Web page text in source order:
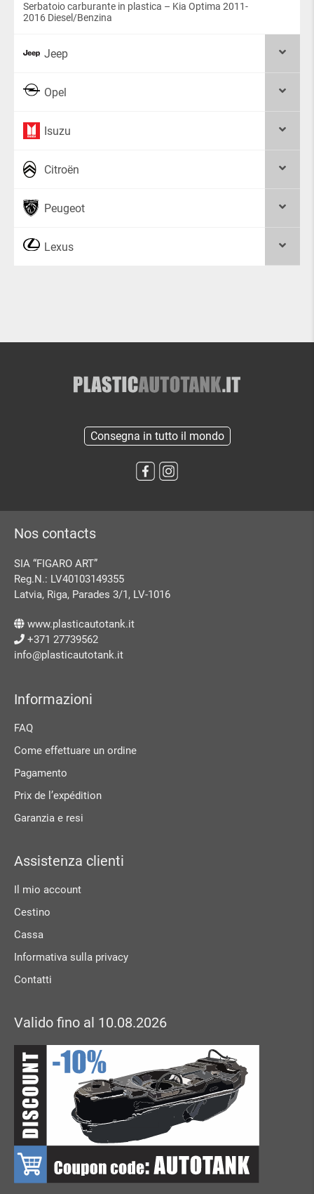
Serbatoio carburante in plastica – Kia Optima 2011-
2016 Diesel/Benzina
Jeep
Opel
Isuzu
Citroën
Peugeot
Lexus
Consegna in tutto il mondo
Nos contacts
SIA “FIGARO ART”
Reg.N.: LV40103149355
Latvia, Riga, Parades 3/1, LV-1016
www.plasticautotank.it
+371 27739562
info@plasticautotank.it
Informazioni
FAQ
Come effettuare un ordine
Pagamento
Prix ​​de l’expédition
Garanzia e resi
Assistenza clienti
Il mio account
Cestino
Cassa
Informativa sulla privacy
Contatti
Valido fino al 10.08.2026